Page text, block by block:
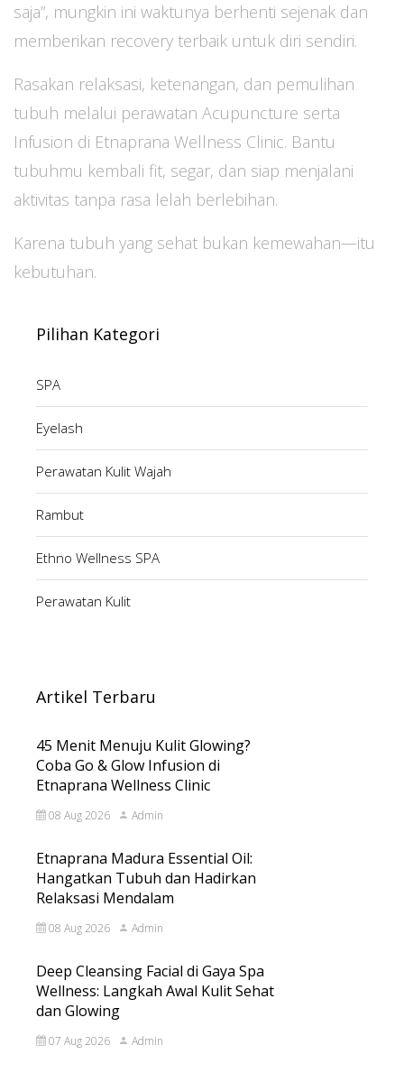
saja”, mungkin ini waktunya berhenti sejenak dan
memberikan recovery terbaik untuk diri sendiri.
Rasakan relaksasi, ketenangan, dan pemulihan
tubuh melalui perawatan Acupuncture serta
Infusion di Etnaprana Wellness Clinic. Bantu
tubuhmu kembali fit, segar, dan siap menjalani
aktivitas tanpa rasa lelah berlebihan.
Karena tubuh yang sehat bukan kemewahan—itu
kebutuhan.
Pilihan Kategori
SPA
Eyelash
Perawatan Kulit Wajah
Rambut
Ethno Wellness SPA
Perawatan Kulit
Artikel Terbaru
45 Menit Menuju Kulit Glowing?
Coba Go & Glow Infusion di
Etnaprana Wellness Clinic
08 Aug 2026 Admin
Etnaprana Madura Essential Oil:
Hangatkan Tubuh dan Hadirkan
Relaksasi Mendalam
08 Aug 2026 Admin
Deep Cleansing Facial di Gaya Spa
Wellness: Langkah Awal Kulit Sehat
dan Glowing
07 Aug 2026 Admin